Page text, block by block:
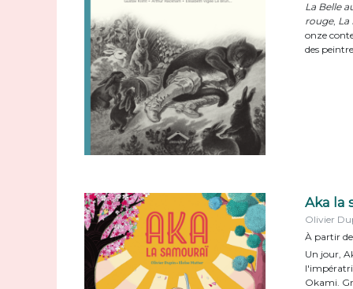
La Belle
rouge, La
onze
des
Aka la
Olivier
À partir
Un jour,
Okami.